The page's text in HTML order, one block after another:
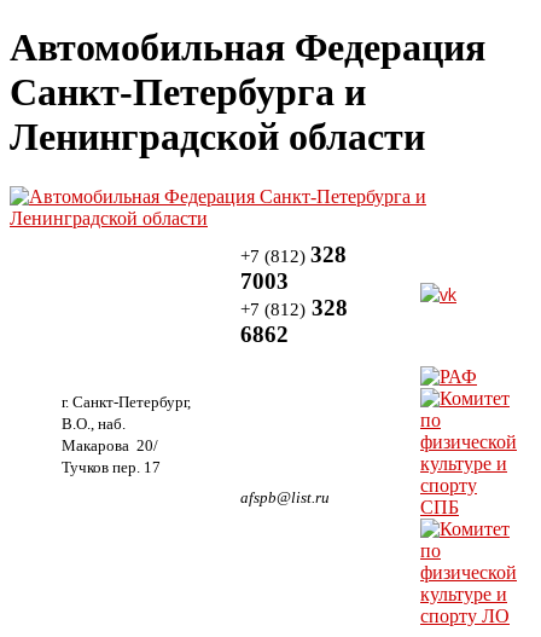
Автомобильная Федерация
Санкт-Петербурга и
Ленинградской области
г. Санкт-Петербург,
В.О., наб.
Макарова 20/
Тучков пер. 17
+7 (812) 328
7003
+7 (812) 328
6862
afspb@list.ru